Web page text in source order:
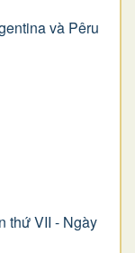
và Pêru
thứ VII - Ngày